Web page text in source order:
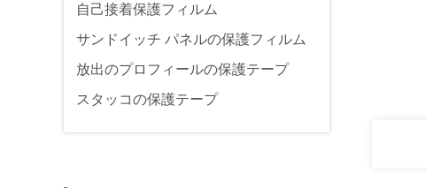
自己接着保護フィルム
サンドイッチ パネルの保護フィルム
放出のプロフィールの保護テープ
スタッコの保護テープ